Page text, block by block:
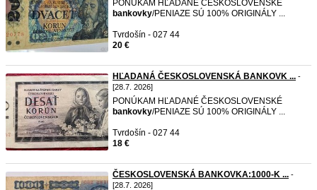
PONÚKAM HĽADANÉ ČESKOSLOVENSKÉ
bankovky/PENIAZE SÚ 100% ORIGINÁLY ...
Tvrdošín - 027 44
20 €
HĽADANÁ ČESKOSLOVENSKÁ BANKOVK ... -
[28.7. 2026]
PONÚKAM HĽADANÉ ČESKOSLOVENSKÉ
bankovky/PENIAZE SÚ 100% ORIGINÁLY ...
Tvrdošín - 027 44
18 €
ČESKOSLOVENSKÁ BANKOVKA:1000-K ... -
[28.7. 2026]